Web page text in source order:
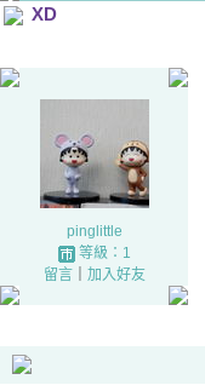
XD
pinglittle
等級：1
留言｜ 加入好友